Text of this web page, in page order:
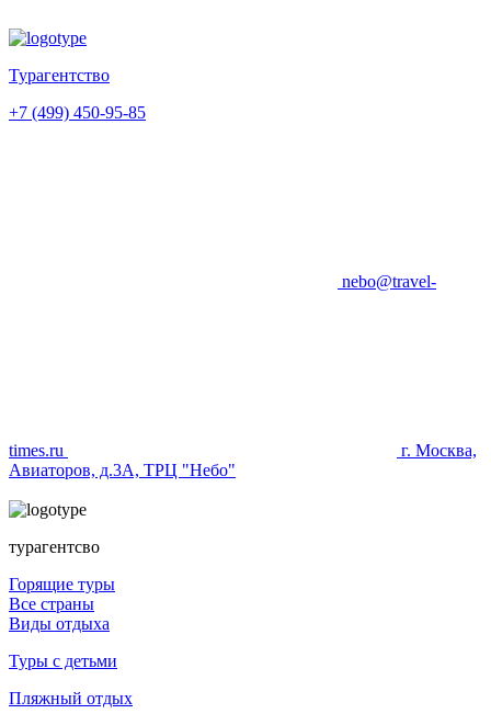
Турагентство
+7 (499) 450-95-85
nebo@travel-
times.ru
г. Москва,
Авиаторов, д.3А, ТРЦ "Небо"
турагентсво
Горящие туры
Все страны
Виды отдыха
Туры с детьми
Пляжный отдых